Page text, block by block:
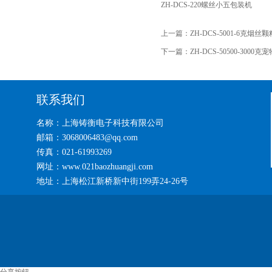
ZH-DCS-220螺丝小五包装机
上一篇： ZH-DCS-5001-6克烟丝
下一篇： ZH-DCS-50500-3000克
联系我们
名称：上海铸衡电子科技有限公司
邮箱：3068006483@qq.com
传真：021-61993269
网址：www.021baozhuangji.com
地址：上海松江新桥新中街199弄24-26号